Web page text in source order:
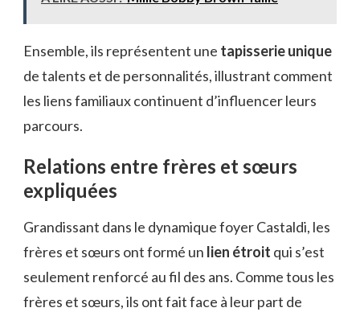
Ensemble, ils représentent une tapisserie unique
de talents et de personnalités, illustrant comment
les liens familiaux continuent d’influencer leurs
parcours.
Relations entre frères et sœurs
expliquées
Grandissant dans le dynamique foyer Castaldi, les
frères et sœurs ont formé un lien étroit qui s’est
seulement renforcé au fil des ans. Comme tous les
frères et sœurs, ils ont fait face à leur part de